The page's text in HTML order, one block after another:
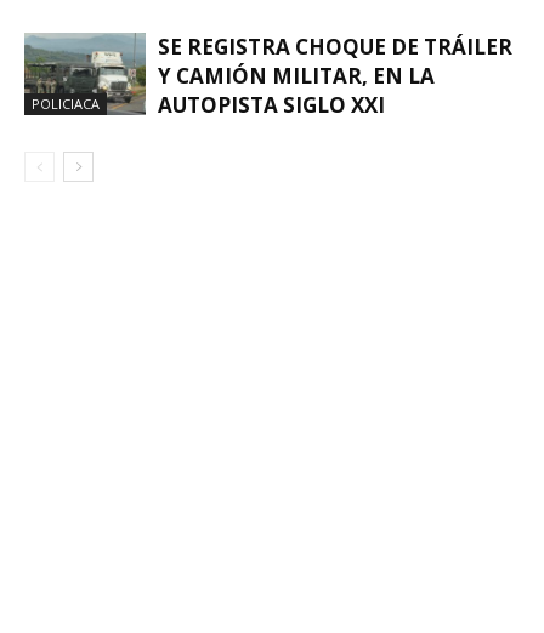
POLICIACA
SE REGISTRA CHOQUE DE TRÁILER
Y CAMIÓN MILITAR, EN LA
AUTOPISTA SIGLO XXI